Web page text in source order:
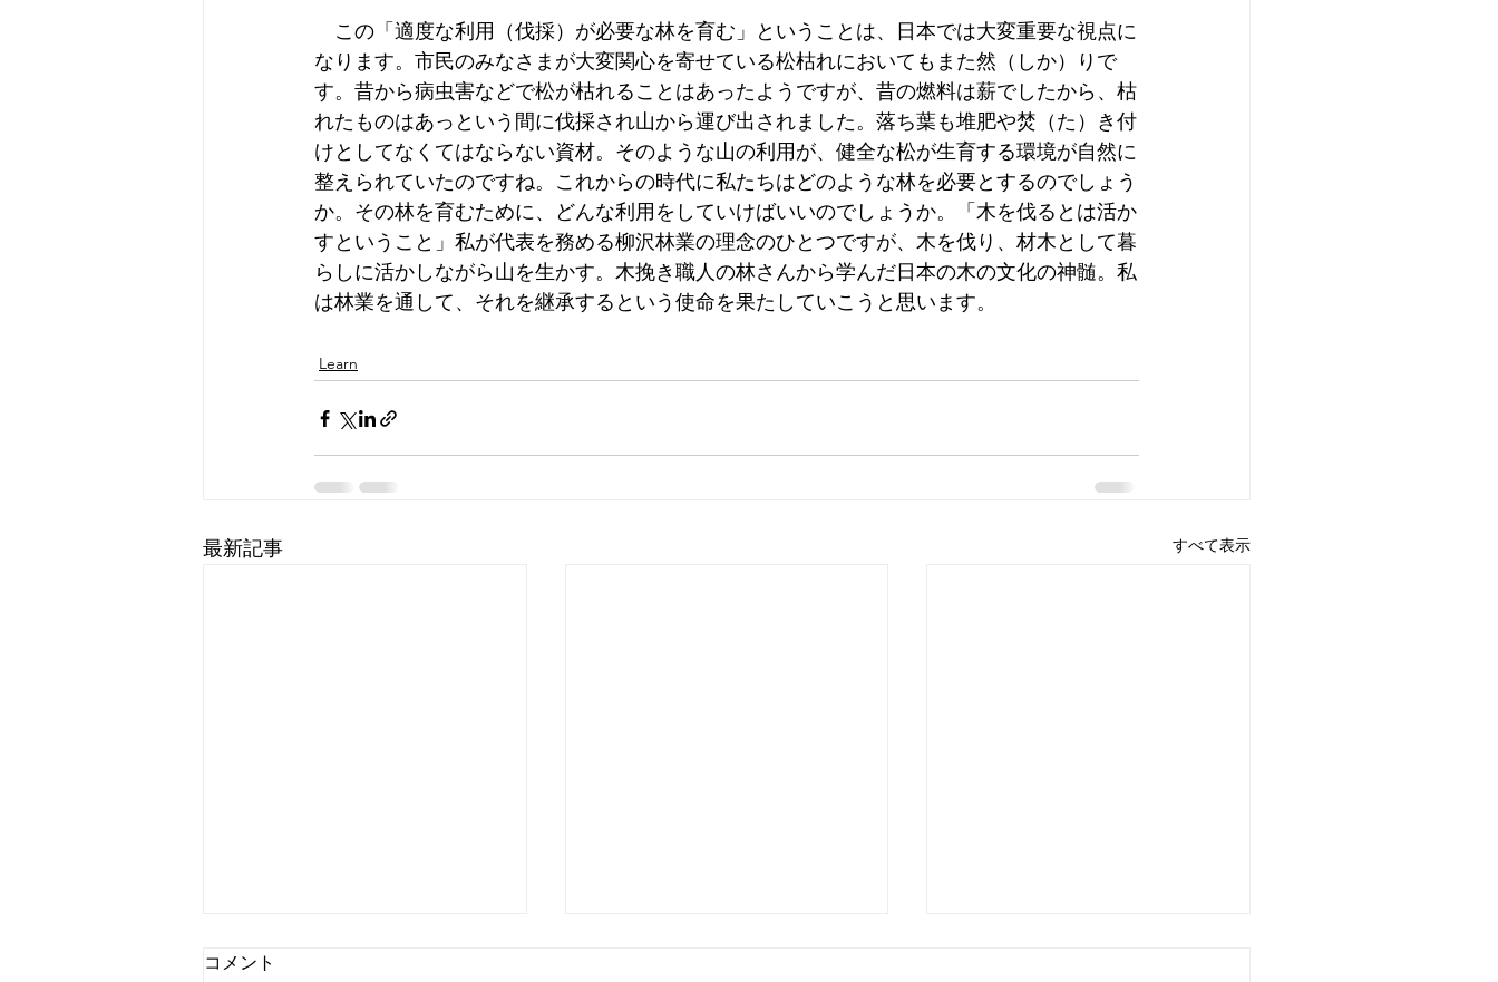
この「適度な利用（伐採）が必要な林を育む」ということは、日本では大変重要な視点に
なります。市民のみなさまが大変関心を寄せている松枯れにおいてもまた然（しか）りで
す。昔から病虫害などで松が枯れることはあったようですが、昔の燃料は薪でしたから、枯
れたものはあっという間に伐採され山から運び出されました。落ち葉も堆肥や焚（た）き付
けとしてなくてはならない資材。そのような山の利用が、健全な松が生育する環境が自然に
整えられていたのですね。これからの時代に私たちはどのような林を必要とするのでしょう
か。その林を育むために、どんな利用をしていけばいいのでしょうか。「木を伐るとは活か
すということ」私が代表を務める柳沢林業の理念のひとつですが、木を伐り、材木として暮
らしに活かしながら山を生かす。木挽き職人の林さんから学んだ日本の木の文化の神髄。私
は林業を通して、それを継承するという使命を果たしていこうと思います。
Learn
最新記事 すべて表示
コメント